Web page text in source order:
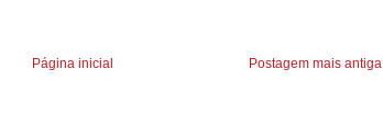
Postagem mais antiga
Página inicial